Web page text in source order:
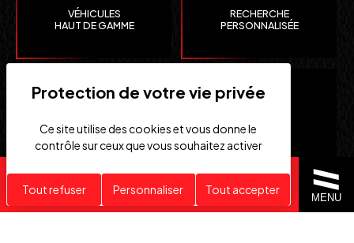
Recherche personnalisée
MENU
VÉHICULES
HAUT DE GAMME
RECHERCHE
PERSONNALISÉE
CLEFS
EN MAIN
IMPORTATION EUROPE
SUISSE ET ÉTATS-UNIS
Ce site utilise des cookies et vous donne le
contrôle sur ceux que vous souhaitez activer
Tout accepter
Tout refuser Personnaliser